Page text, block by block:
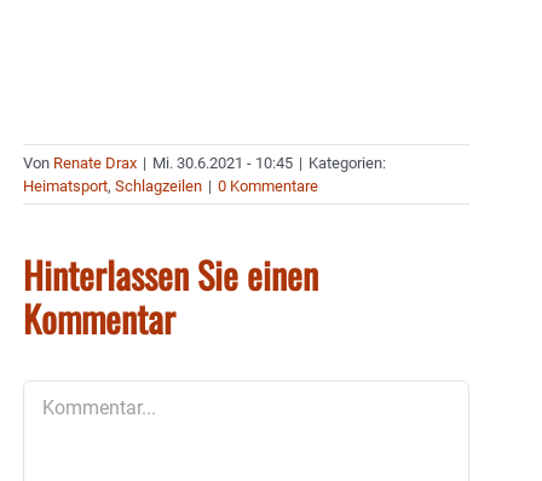
Von Renate Drax | Mi. 30.6.2021 - 10:45 | Kategorien:
Heimatsport, Schlagzeilen | 0 Kommentare
Hinterlassen Sie einen
Kommentar